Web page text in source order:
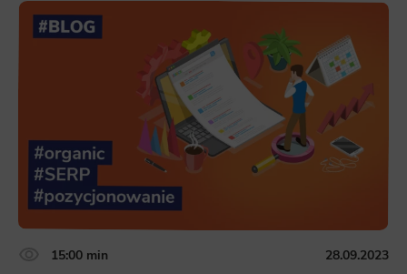
15:00 min 28.09.2023